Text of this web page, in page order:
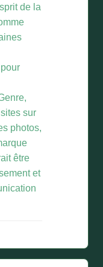
de la
sur
photos,
être
et